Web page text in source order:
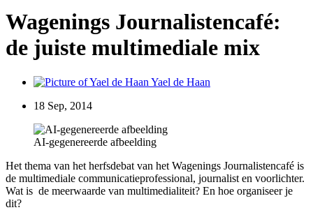
Wagenings Journalistencafé:
de juiste multimediale mix
Yael de Haan
18 Sep, 2014
AI-gegenereerde afbeelding
Het thema van het herfsdebat van het Wagenings Journalistencafé is
de multimediale communicatieprofessional, journalist en voorlichter.
Wat is de meerwaarde van multimedialiteit? En hoe organiseer je
dit?